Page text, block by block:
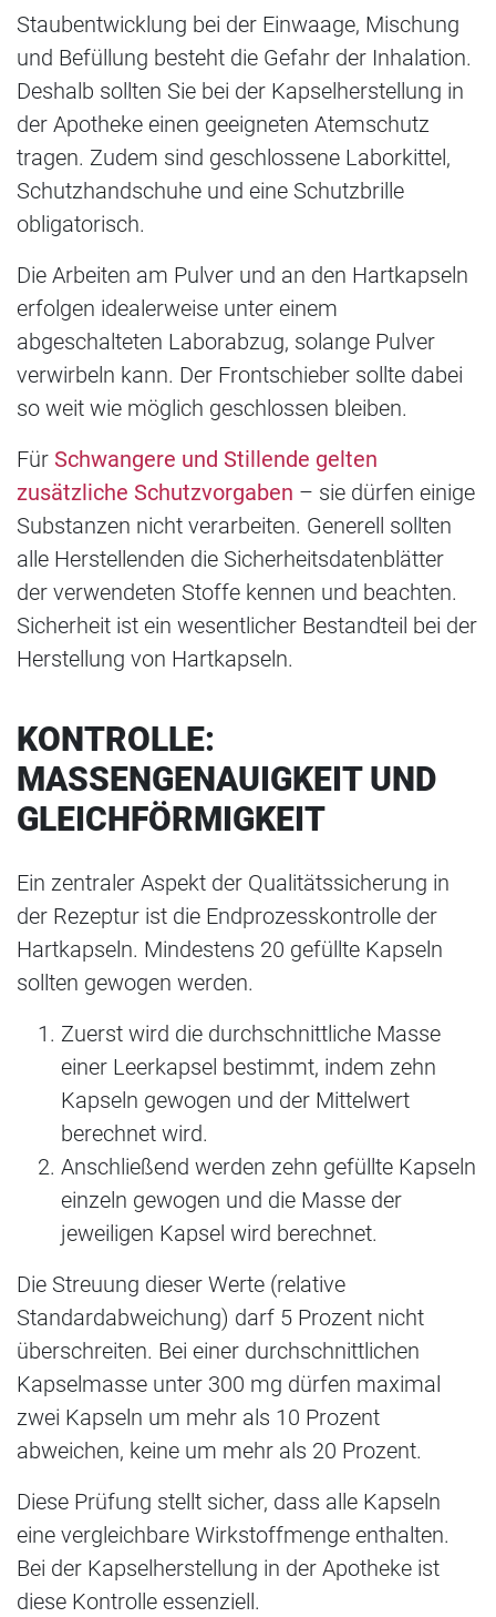
Staubentwicklung bei der Einwaage, Mischung
und Befüllung besteht die Gefahr der Inhalation.
Deshalb sollten Sie bei der Kapselherstellung in
der Apotheke einen geeigneten Atemschutz
tragen. Zudem sind geschlossene Laborkittel,
Schutzhandschuhe und eine Schutzbrille
obligatorisch.
Die Arbeiten am Pulver und an den Hartkapseln
erfolgen idealerweise unter einem
abgeschalteten Laborabzug, solange Pulver
verwirbeln kann. Der Frontschieber sollte dabei
so weit wie möglich geschlossen bleiben.
Für Schwangere und Stillende gelten
zusätzliche Schutzvorgaben – sie dürfen einige
Substanzen nicht verarbeiten. Generell sollten
alle Herstellenden die Sicherheitsdatenblätter
der verwendeten Stoffe kennen und beachten.
Sicherheit ist ein wesentlicher Bestandteil bei der
Herstellung von Hartkapseln.
KONTROLLE:
MASSENGENAUIGKEIT UND
GLEICHFÖRMIGKEIT
Ein zentraler Aspekt der Qualitätssicherung in
der Rezeptur ist die Endprozesskontrolle der
Hartkapseln. Mindestens 20 gefüllte Kapseln
sollten gewogen werden.
Zuerst wird die durchschnittliche Masse
einer Leerkapsel bestimmt, indem zehn
Kapseln gewogen und der Mittelwert
berechnet wird.
Anschließend werden zehn gefüllte Kapseln
einzeln gewogen und die Masse der
jeweiligen Kapsel wird berechnet.
Die Streuung dieser Werte (relative
Standardabweichung) darf 5 Prozent nicht
überschreiten. Bei einer durchschnittlichen
Kapselmasse unter 300 mg dürfen maximal
zwei Kapseln um mehr als 10 Prozent
abweichen, keine um mehr als 20 Prozent.
Diese Prüfung stellt sicher, dass alle Kapseln
eine vergleichbare Wirkstoffmenge enthalten.
Bei der Kapselherstellung in der Apotheke ist
diese Kontrolle essenziell.